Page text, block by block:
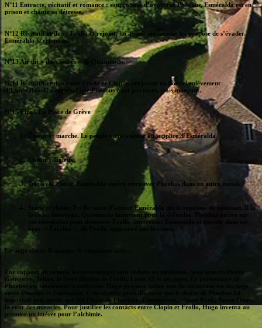
N°11 Entracte, récitatif et romance : soupçonnée d’avoir tué Phoebus, Esméralda est en
prison et chante sa détresse.
N°12 Récitatif et duo : Frollo la rejoint, lui avoue son amour, lui propose de s’évader.
Esméralda le repousse.
N°13 Air dit « des cloches » de Quasimodo.
N°14 Récitatif et duo entre Frollo et Clopin, projetant un nouvel enlèvement
d’Esméralda. On apprend que Phoebus n’est pas mort, mais mourant.
N°15 Final. La Place de Grève
Chœur et marche. Le peuple vient assister au supplice d’Esméralda
Chœur religieux.
Trio avec chœur. Esméralda espère retrouver Phoebus dans un autre monde.
Scène et chœur. Frollo tente d’attirer Esméralda qui le repousse de nouveau. Il la
livre au bourreau. Quasimodo intervient pour la défendre. Phoebus arrive sur
ces entrefaites pour dénoncer Frollo, innocenter Esméralda et mourir dans ses
bras. « Fatalité », dit Frollo, approuvé par le chœur.
Etrange chute. Il manque le cinquième acte…
Par rapport au roman, les personnages sont réduits au minimum. Sont ignorés Pierre
Gringoire, Jehan, le frère libertin de Frollo, Louis XI et ses juges. Le personnage de
Phoebus est totalement transformé. Hugo proposa même une fin montrant un mariage
entre Phoebus et Esméralda. Cela signifie probablement que le destin de Phoebus lui
importait peu, quelle que fût l’issue de l’histoire. L’important, c’était Paris, Notre-Dame,
la cour des miracles. Pour justifier les contacts entre Clopin et Frollo, Hugo inventa au
premier un intérêt pour l’alchimie.